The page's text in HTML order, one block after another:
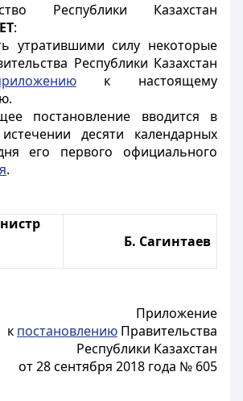
Республики Казахстан
:
утратившими силу некоторые
Республики Казахстан
к настоящему
постановление вводится в
десяти календарных
его первого официального
.
Б. Сагинтаев
Приложение
к постановлению Правительства
Республики Казахстан
от 28 сентября 2018 года № 605